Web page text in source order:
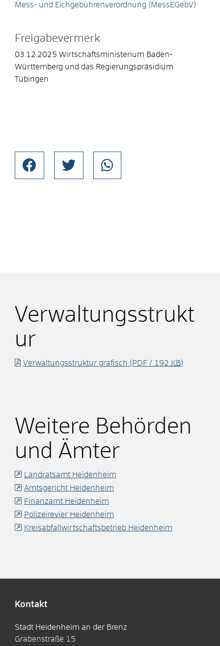
Mess- und Eichgebührenverordnung (MessEGebV)
Freigabevermerk
03.12.2025 Wirtschaftsministerium Baden-
Württemberg und das Regierungspräsidium
Tübingen
Verwaltungsstrukt
ur
Verwaltungsstruktur grafisch (PDF / 192 KB)
Weitere Behörden
und Ämter
Landratsamt Heidenheim
Amtsgericht Heidenheim
Finanzamt Heidenheim
Polizeirevier Heidenheim
Kreisabfallwirtschaftsbetrieb Heidenheim
Kontakt
Stadt Heidenheim an der Brenz
Grabenstraße 15